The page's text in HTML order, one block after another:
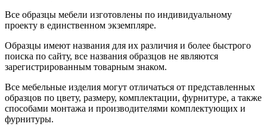
Все образцы мебели изготовлены по индивидуальному
проекту в единственном экземпляре.
Образцы имеют названия для их различия и более быстрого
поиска по сайту, все названия образцов не являются
зарегистрированным товарным знаком.
Все мебельные изделия могут отличаться от представленных
образцов по цвету, размеру, комплектации, фурнитуре, а также
способами монтажа и производителями комплектующих и
фурнитуры.